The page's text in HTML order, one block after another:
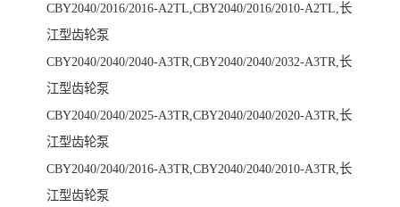
CBY2040/2016/2016-A2TL,CBY2040/2016/2010-A2TL,长
江型齿轮泵
CBY2040/2040/2040-A3TR,CBY2040/2040/2032-A3TR,长
江型齿轮泵
CBY2040/2040/2025-A3TR,CBY2040/2040/2020-A3TR,长
江型齿轮泵
CBY2040/2040/2016-A3TR,CBY2040/2040/2010-A3TR,长
江型齿轮泵